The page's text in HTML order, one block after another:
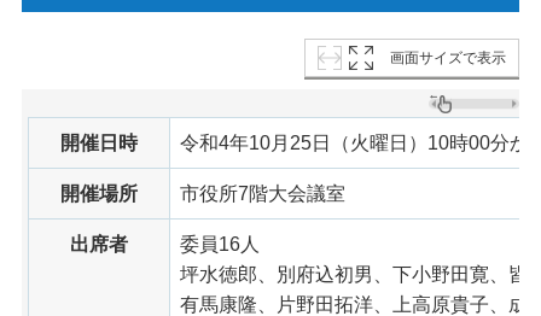
画面サイズで表示
開催日時 令和4年10月25日（火曜日）10時00分か
開催場所 市役所7階大会議室
出席者
委員16人
坪水徳郎、別府込初男、下小野田寛、皆
有馬康隆、片野田拓洋、上高原貴子、成